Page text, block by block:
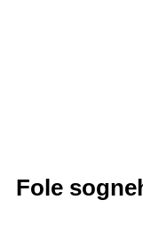
Fole